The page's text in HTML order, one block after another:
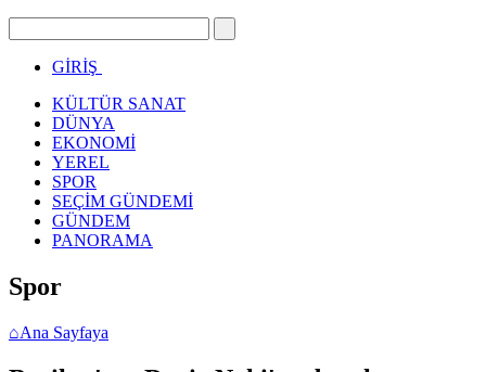
GİRİŞ
KÜLTÜR SANAT
DÜNYA
EKONOMİ
YEREL
SPOR
SEÇİM GÜNDEMİ
GÜNDEM
PANORAMA
Spor
⌂Ana Sayfaya